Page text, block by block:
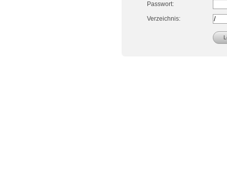
Passwort:
Verzeichnis: